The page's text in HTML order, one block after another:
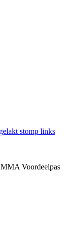
stomp links
Voordeelpas